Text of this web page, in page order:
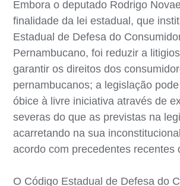
Embora o deputado Rodrigo
finalidade da lei estadual, que
Estadual de Defesa do
Pernambucano, foi reduzir a
garantir os direitos dos
pernambucanos; a legislação
óbice à livre iniciativa através de
severas do que as previstas na
acarretando na sua
acordo com precedentes recentes
O Código Estadual de Defesa do